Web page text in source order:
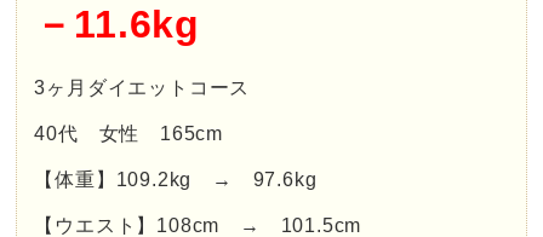
－11.6kg
3ヶ月ダイエットコース
40代 女性 165cm
【体重】109.2kg → 97.6kg
【ウエスト】108cm → 101.5cm